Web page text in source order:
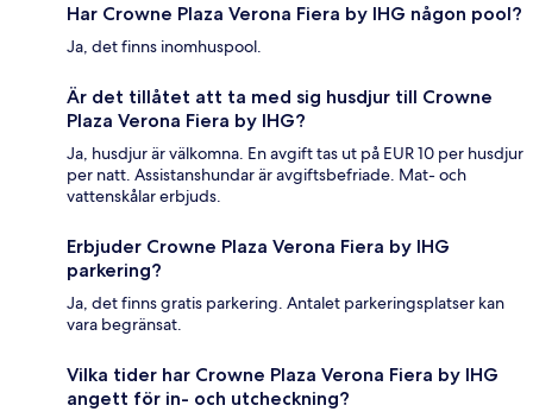
Har Crowne Plaza Verona Fiera by IHG någon pool?
Ja, det finns inomhuspool.
Är det tillåtet att ta med sig husdjur till Crowne
Plaza Verona Fiera by IHG?
Ja, husdjur är välkomna. En avgift tas ut på EUR 10 per husdjur
per natt. Assistanshundar är avgiftsbefriade. Mat- och
vattenskålar erbjuds.
Erbjuder Crowne Plaza Verona Fiera by IHG
parkering?
Ja, det finns gratis parkering. Antalet parkeringsplatser kan
vara begränsat.
Vilka tider har Crowne Plaza Verona Fiera by IHG
angett för in- och utcheckning?